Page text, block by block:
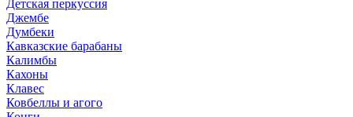
Детская перкуссия
Джембе
Думбеки
Кавказские барабаны
Калимбы
Кахоны
Клавес
Ковбеллы и агого